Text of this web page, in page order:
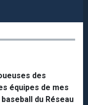
des
équipes de mes
du Réseau